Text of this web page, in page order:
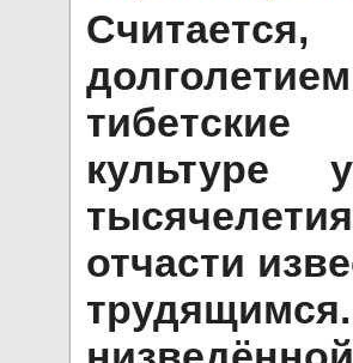
культуре
отчасти